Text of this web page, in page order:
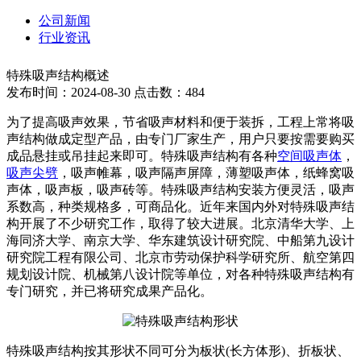
公司新闻
行业资讯
特殊吸声结构概述
发布时间：2024-08-30 点击数：484
为了提高吸声效果，节省吸声材料和便于装拆，工程上常将吸
声结构做成定型产品，由专门厂家生产，用户只要按需要购买
成品悬挂或吊挂起来即可。特殊吸声结构有各种空间吸声体 ，
吸声尖劈 ，吸声帷幕，吸声隔声屏障，薄塑吸声体，纸蜂窝吸
声体，吸声板，吸声砖等。特殊吸声结构安装方便灵活，吸声
系数高，种类规格多，可商品化。近年来国内外对特殊吸声结
构开展了不少研究工作，取得了较大进展。北京清华大学、上
海同济大学、南京大学、华东建筑设计研究院、中船第九设计
研究院工程有限公司、北京市劳动保护科学研究所、航空第四
规划设计院、机械第八设计院等单位，对各种特殊吸声结构有
专门研究，并已将研究成果产品化。
特殊吸声结构按其形状不同可分为板状(长方体形)、折板状、